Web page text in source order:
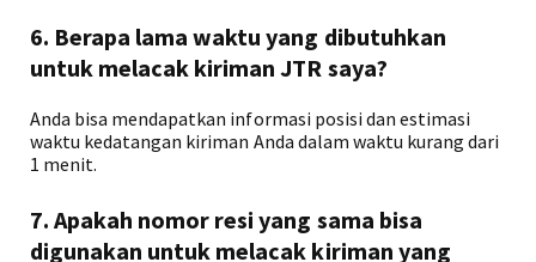
6. Berapa lama waktu yang dibutuhkan
untuk melacak kiriman JTR saya?
Anda bisa mendapatkan informasi posisi dan estimasi
waktu kedatangan kiriman Anda dalam waktu kurang dari
1 menit.
7. Apakah nomor resi yang sama bisa
digunakan untuk melacak kiriman yang